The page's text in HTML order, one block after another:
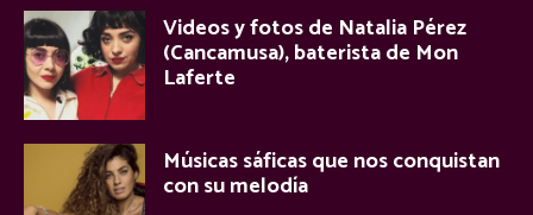
Videos y fotos de Natalia Pérez
(Cancamusa), baterista de Mon
Laferte
Músicas sáficas que nos conquistan
con su melodía